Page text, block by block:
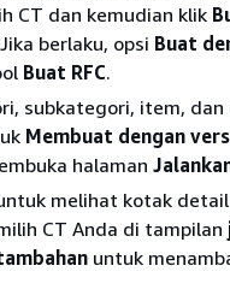
CT dan kemudian klik
berlaku, opsi Buat
Buat RFC.
subkategori, item, dan
Membuat dengan
halaman
melihat kotak detail
CT Anda di tampilan
untuk